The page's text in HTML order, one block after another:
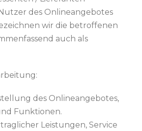
des Onlineangebotes
wir die betroffenen
auch als
des Onlineangebotes,
Funktionen.
Leistungen, Service